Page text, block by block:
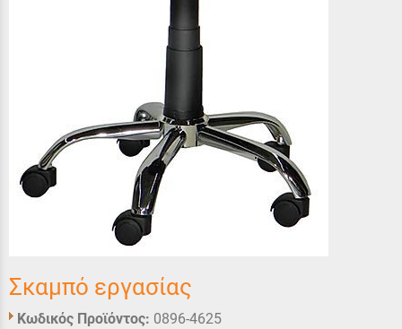
Σκαμπό εργασίας
Κωδικός Προϊόντος: 0896-4625